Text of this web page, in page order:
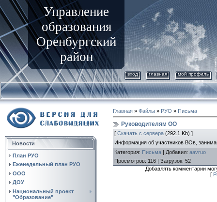
Управление
образования
Оренбургский
район
вход главная мой профиль
Новости
План РУО
Еженедельный план РУО
ООО
ДОУ
Национальный проект
"Образование"
Главная » Файлы » РУО » Письма
Руководителям ОО
[ Скачать с сервера (292.1 Kb) ]
Информация об участников ВОв,
Категория: Письма | Добавил: aavruo
Просмотров: 116 | Загрузок: 52
Добавлять комментарии
[